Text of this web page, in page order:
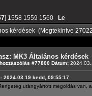
] 1558 1559 1560 Le
kérdések (Megtekintve
MK3 Általános kérdések
#77800 Dátum:
2024.03.19 kedd, 09:55:17
utángyártott megoldás van,